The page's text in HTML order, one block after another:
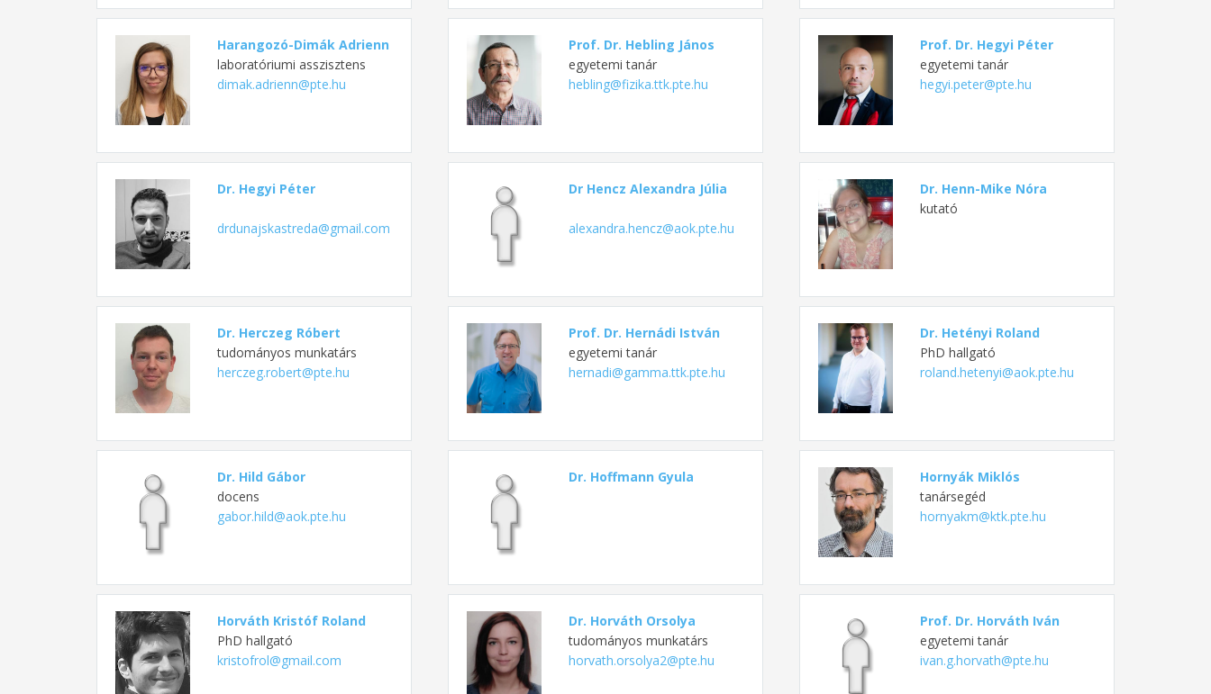
Harangozó-Dimák Adrienn
laboratóriumi asszisztens
dimak.adrienn@pte.hu
Prof. Dr. Hebling János
egyetemi tanár
hebling@fizika.ttk.pte.hu
Prof. Dr. Hegyi Péter
egyetemi tanár
hegyi.peter@pte.hu
Dr. Hegyi Péter
drdunajskastreda@gmail.com
Dr Hencz Alexandra Júlia
alexandra.hencz@aok.pte.hu
Dr. Henn-Mike Nóra
kutató
Dr. Herczeg Róbert
tudományos munkatárs
herczeg.robert@pte.hu
Prof. Dr. Hernádi István
egyetemi tanár
hernadi@gamma.ttk.pte.hu
Dr. Hetényi Roland
PhD hallgató
roland.hetenyi@aok.pte.hu
Dr. Hild Gábor
docens
gabor.hild@aok.pte.hu
Dr. Hoffmann Gyula
Hornyák Miklós
tanársegéd
hornyakm@ktk.pte.hu
Horváth Kristóf Roland
PhD hallgató
kristofrol@gmail.com
Dr. Horváth Orsolya
tudományos munkatárs
horvath.orsolya2@pte.hu
Prof. Dr. Horváth Iván
egyetemi tanár
ivan.g.horvath@pte.hu